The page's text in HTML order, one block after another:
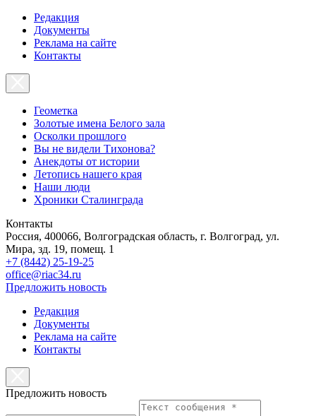
Редакция
Документы
Реклама на сайте
Контакты
Геометка
Золотые имена Белого зала
Осколки прошлого
Вы не видели Тихонова?
Анекдоты от истории
Летопись нашего края
Наши люди
Хроники Сталинграда
Контакты
Россия, 400066, Волгоградская область, г. Волгоград, ул.
Мира, зд. 19, помещ. 1
+7 (8442) 25-19-25
office@riac34.ru
Предложить новость
Редакция
Документы
Реклама на сайте
Контакты
Предложить новость